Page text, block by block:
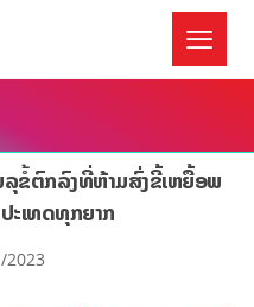
ລຸ​ຂໍ້​ຕົກລົງ​ທີ່​ຫ້າມ​ສົ່ງ​ຂີ້ເຫຍື້ອພ
ະ​ເທດ​ທຸກ​ຍາກ
2023